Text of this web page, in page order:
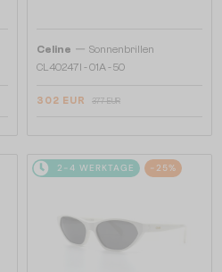
Celine — Sonnenbrillen
CL40247I - 01A - 50
302 EUR 377 EUR
2-4 WERKTAGE -25%